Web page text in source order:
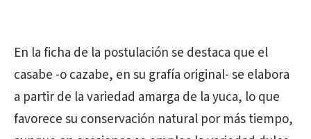
En la ficha de la postulación se destaca que el
casabe -o cazabe, en su grafía original- se elabora
a partir de la variedad amarga de la yuca, lo que
favorece su conservación natural por más tiempo,